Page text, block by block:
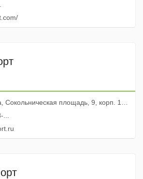
площадь, 9, корп. 1, маг. Зенит